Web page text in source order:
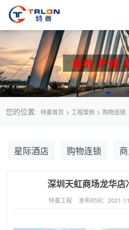
您的位置: 特菱首页 > 工程案例 > 购物连锁
星际酒店 购物连锁
深圳天虹商场龙华店
特菱工程 发布时间：2021-